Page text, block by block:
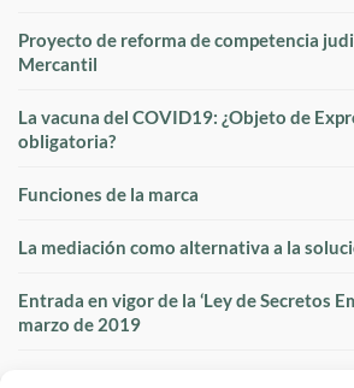
Proyecto de reforma de competencia
Mercantil
La vacuna del COVID19: ¿Objeto de
obligatoria?
Funciones de la marca
La mediación como alternativa a la
Entrada en vigor de la ‘Ley de Secretos
marzo de 2019